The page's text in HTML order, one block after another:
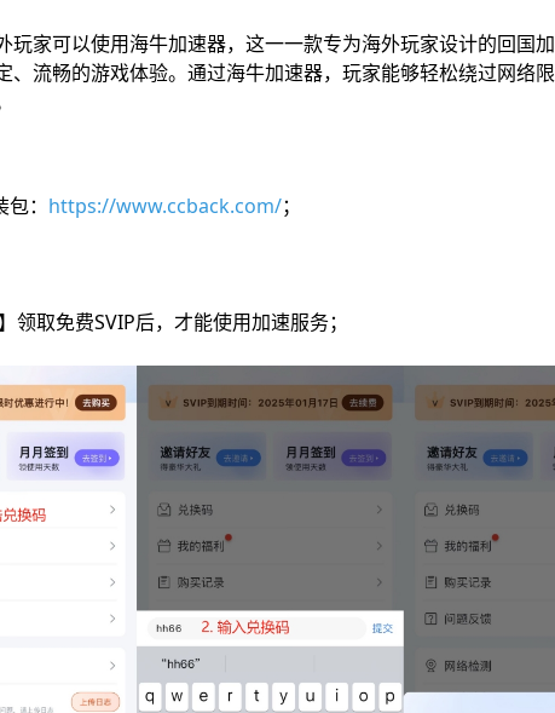
家可以使用海牛加速器，这一一款专为海外玩家设计的回国
、流畅的游戏体验。通过海牛加速器，玩家能够轻松绕过网络
： https://www.ccback.com/；
取免费SVIP后，才能使用加速服务；